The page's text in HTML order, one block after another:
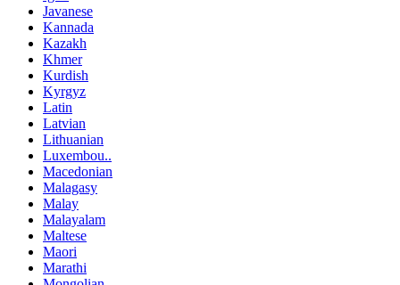
Javanese
Kannada
Kazakh
Khmer
Kurdish
Kyrgyz
Latin
Latvian
Lithuanian
Luxembou..
Macedonian
Malagasy
Malay
Malayalam
Maltese
Maori
Marathi